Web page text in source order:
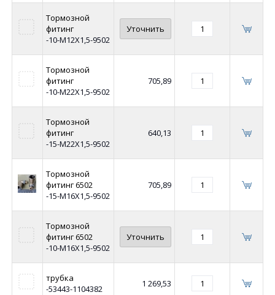
Тормозной
фитинг
-10-М12Х1,5-9502
Уточнить
Тормозной
фитинг
-10-М22Х1,5-9502
705,89
Тормозной
фитинг
-15-М22Х1,5-9502
640,13
Тормозной
фитинг 6502
-15-М16Х1,5-9502
705,89
Тормозной
фитинг 6502
-10-М16Х1,5-9502
Уточнить
трубка
-53443-1104382
1 269,53